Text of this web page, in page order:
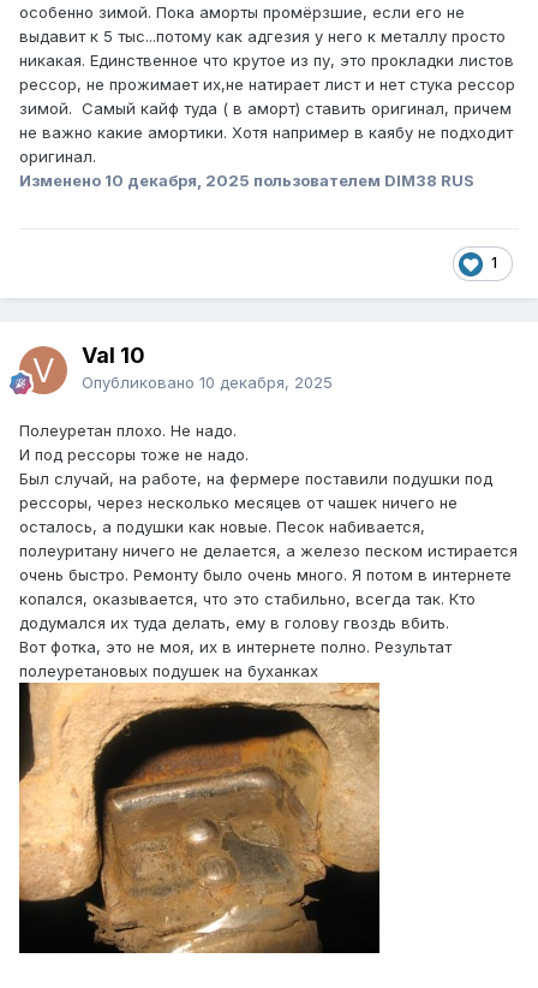
особенно зимой. Пока аморты промёрзшие, если его не
выдавит к 5 тыс...потому как адгезия у него к металлу просто
никакая. Единственное что крутое из пу, это прокладки листов
рессор, не прожимает их,не натирает лист и нет стука рессор
зимой. Самый кайф туда ( в аморт) ставить оригинал, причем
не важно какие амортики. Хотя например в каябу не подходит
оригинал.
Изменено 10 декабря, 2025 пользователем DIM38 RUS
1
Val 10
Опубликовано 10 декабря, 2025
Полеуретан плохо. Не надо.
И под рессоры тоже не надо.
Был случай, на работе, на фермере поставили подушки под
рессоры, через несколько месяцев от чашек ничего не
осталось, а подушки как новые. Песок набивается,
полеуритану ничего не делается, а железо песком истирается
очень быстро. Ремонту было очень много. Я потом в интернете
копался, оказывается, что это стабильно, всегда так. Кто
додумался их туда делать, ему в голову гвоздь вбить.
Вот фотка, это не моя, их в интернете полно. Результат
полеуретановых подушек на буханках